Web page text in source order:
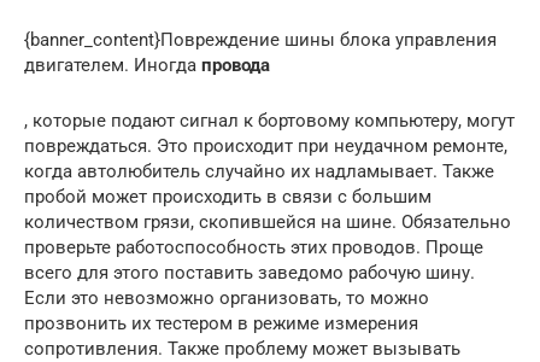
{banner_content}Повреждение шины блока управления
двигателем. Иногда провода
, которые подают сигнал к бортовому компьютеру, могут
повреждаться. Это происходит при неудачном ремонте,
когда автолюбитель случайно их надламывает. Также
пробой может происходить в связи с большим
количеством грязи, скопившейся на шине. Обязательно
проверьте работоспособность этих проводов. Проще
всего для этого поставить заведомо рабочую шину.
Если это невозможно организовать, то можно
прозвонить их тестером в режиме измерения
сопротивления. Также проблему может вызывать